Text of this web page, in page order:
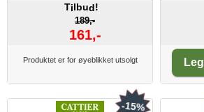
Tilbud!
189,-
161,-
Produktet er for øyeblikket utsolgt
-15%